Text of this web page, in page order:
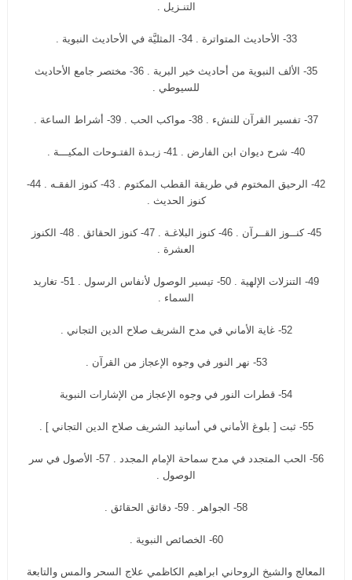
التنـزيل .
33- الأحاديث المتواترة . 34- المثليَّة في الأحاديث النبوية .
35- الألف النبوية من أحاديث خير البرية . 36- مختصر جامع الأحاديث
للسيوطي .
37- تفسير القرآن للنشء . 38- مواكب الحب . 39- أشراط الساعة .
40- شرح ديوان ابن الفارض . 41- زبـدة الفتـوحات المكيـــة .
42- الرحيق المختوم في طريقة القطب المكتوم . 43- كنوز الفقـه . 44-
كنوز الحديث .
45- كنــوز القــرآن . 46- كنوز البلاغـة . 47- كنوز الحقائق . 48- الكنوز
العشرة .
49- التنزلات الإلهية . 50- تيسير الوصول لأنفاس الرسول . 51- تغاريد
السماء .
52- غاية الأماني في مدح الشريف صلاح الدين التجاني .
53- نهر النور في وجوه الإعجاز من القرآن .
54- قطرات النور في وجوه الإعجاز من الإشارات النبوية
55- ثبت [ بلوغ الأماني في أسانيد الشريف صلاح الدين التجاني ] .
56- الحب المتجدد في مدح سماحة الإمام المجدد . 57- الأصول في سر
الوصول .
58- الجواهر . 59- دقائق الحقائق .
60- الخصائص النبوية .
المعالج والشيخ الروحاني ابراهيم الكاظمي علاج السحر والمس والتابعة